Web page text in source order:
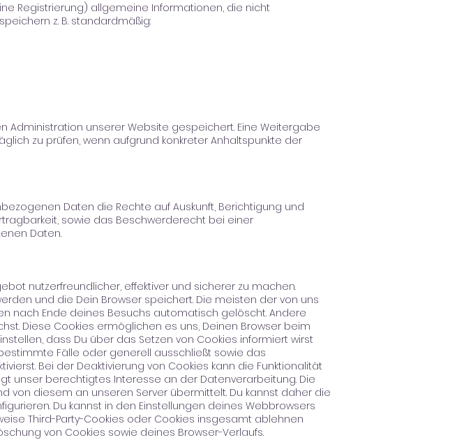
Registrierung) allgemeine Informationen, die nicht
z. B. standardmäßig:
Administration unserer Website gespeichert. Eine Weitergabe
zu prüfen, wenn aufgrund konkreter Anhaltspunkte der
Daten die Rechte auf Auskunft, Berichtigung und
sowie das Beschwerderecht bei einer
Daten.
nutzerfreundlicher, effektiver und sicherer zu machen.
und die Dein Browser speichert. Die meisten der von uns
nach Ende deines Besuchs automatisch gelöscht. Andere
Diese Cookies ermöglichen es uns, Deinen Browser beim
dass Du über das Setzen von Cookies informiert wirst
Fälle oder generell ausschließt sowie das
Bei der Deaktivierung von Cookies kann die Funktionalität
unser berechtigtes Interesse an der Datenverarbeitung. Die
diesem an unseren Server übermittelt. Du kannst daher die
Du kannst in den Einstellungen deines Webbrowsers
Third-Party-Cookies oder Cookies insgesamt ablehnen
von Cookies sowie deines Browser-Verlaufs.